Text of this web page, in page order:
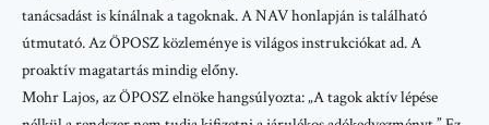
tanácsadást is kínálnak a tagoknak. A NAV honlapján is található
útmutató. Az ÖPOSZ közleménye is világos instrukciókat ad. A
proaktív magatartás mindig előny.
Mohr Lajos, az ÖPOSZ elnöke hangsúlyozta: „A tagok aktív lépése